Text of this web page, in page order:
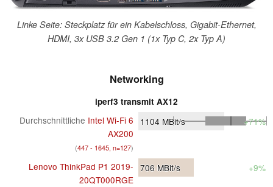
Linke Seite: Steckplatz für ein Kabelschloss, Gigabit-Ethernet,
HDMI, 3x USB 3.2 Gen 1 (1x Typ C, 2x Typ A)
Networking
iperf3 transmit AX12
Durchschnittliche Intel Wi-Fi 6
AX200
(447 - 1645, n=127)
1104 MBit/s +71%
Lenovo ThinkPad P1 2019-
20QT000RGE
706 MBit/s +9%